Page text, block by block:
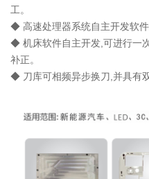
工。
◆ 高速处理器系统自主开发软件
◆ 机床软件自主开发,可进行一
补正。
◆ 刀库可相频异步换刀,并具有